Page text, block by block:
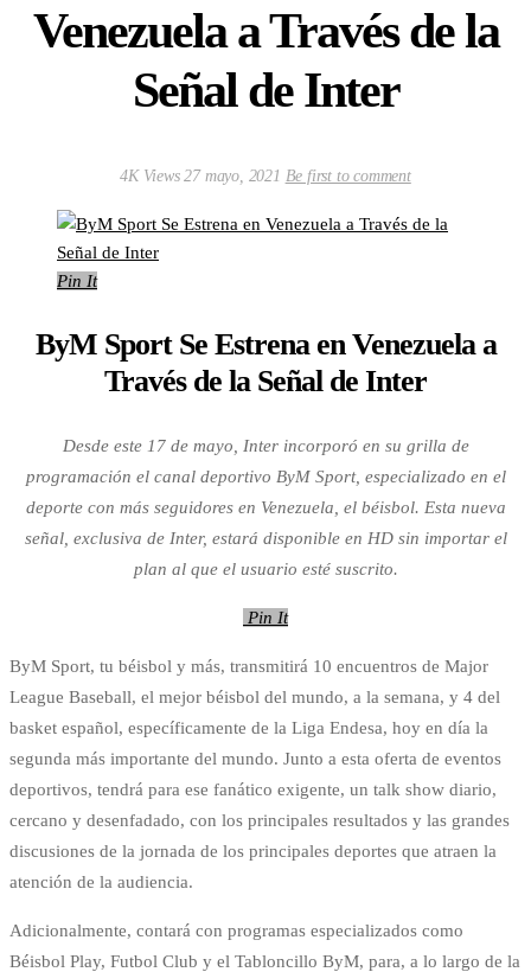
Venezuela a Través de la
Señal de Inter
4K Views27 mayo, 2021 Be first to comment
Pin It
ByM Sport Se Estrena en Venezuela a
Través de la Señal de Inter
Desde este 17 de mayo, Inter incorporó en su grilla de
programación el canal deportivo ByM Sport, especializado en el
deporte con más seguidores en Venezuela, el béisbol. Esta nueva
señal, exclusiva de Inter, estará disponible en HD sin importar el
plan al que el usuario esté suscrito.
Pin It
ByM Sport, tu béisbol y más, transmitirá 10 encuentros de Major
League Baseball, el mejor béisbol del mundo, a la semana, y 4 del
basket español, específicamente de la Liga Endesa, hoy en día la
segunda más importante del mundo. Junto a esta oferta de eventos
deportivos, tendrá para ese fanático exigente, un talk show diario,
cercano y desenfadado, con los principales resultados y las grandes
discusiones de la jornada de los principales deportes que atraen la
atención de la audiencia.
Adicionalmente, contará con programas especializados como
Béisbol Play, Futbol Club y el Tabloncillo ByM, para, a lo largo de la